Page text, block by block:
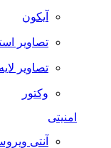
آیکون
تصاویر استوک
تصاویر لایه باز
وکتور
آنتی ویروس